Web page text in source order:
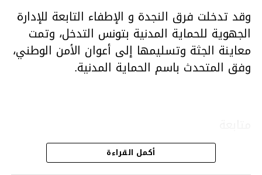
وقد تدخلت فرق النجدة و الإطفاء التابعة للإدارة
الجهوية للحماية المدنية بتونس التدخل، وتمت
معاينة الجثة وتسليمها إلى أعوان الأمن الوطني،
وفق المتحدث باسم الحماية المدنية.
أكمل القراءة